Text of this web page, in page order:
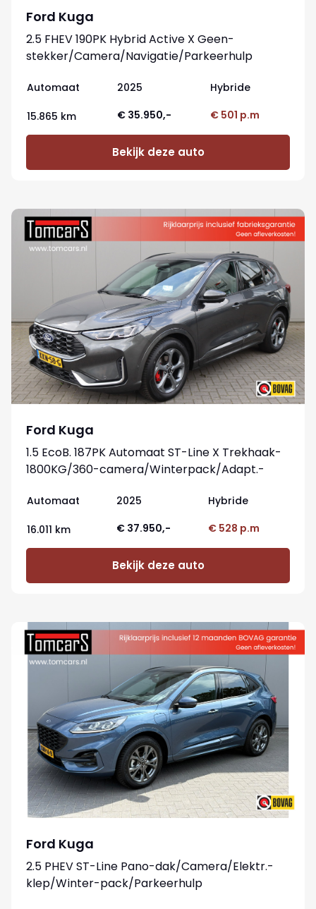
Ford Kuga
2.5 FHEV 190PK Hybrid Active X Geen-
stekker/Camera/Navigatie/Parkeerhulp
Automaat 2025 Hybride
15.865 km € 35.950,- € 501 p.m
Bekijk deze auto
Ford Kuga
1.5 EcoB. 187PK Automaat ST-Line X Trekhaak-
1800KG/360-camera/Winterpack/Adapt.-
Automaat 2025 Hybride
16.011 km € 37.950,- € 528 p.m
Bekijk deze auto
Ford Kuga
2.5 PHEV ST-Line Pano-dak/Camera/Elektr.-
klep/Winter-pack/Parkeerhulp